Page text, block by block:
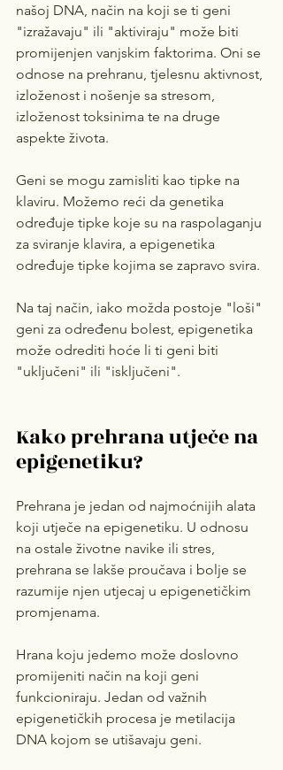
našoj DNA, način na koji se ti geni
"izražavaju" ili "aktiviraju" može biti
promijenjen vanjskim faktorima. Oni se
odnose na prehranu, tjelesnu aktivnost,
izloženost i nošenje sa stresom,
izloženost toksinima te na druge
aspekte života.
Geni se mogu zamisliti kao tipke na
klaviru. Možemo reći da genetika
određuje tipke koje su na raspolaganju
za sviranje klavira, a epigenetika
određuje tipke kojima se zapravo svira.
Na taj način, iako možda postoje "loši"
geni za određenu bolest, epigenetika
može odrediti hoće li ti geni biti
"uključeni" ili "isključeni".
Kako prehrana utječe na
epigenetiku?
Prehrana je jedan od najmoćnijih alata
koji utječe na epigenetiku. U odnosu
na ostale životne navike ili stres,
prehrana se lakše proučava i bolje se
razumije njen utjecaj u epigenetičkim
promjenama.
Hrana koju jedemo može doslovno
promijeniti način na koji geni
funkcioniraju. Jedan od važnih
epigenetičkih procesa je metilacija
DNA kojom se utišavaju geni.